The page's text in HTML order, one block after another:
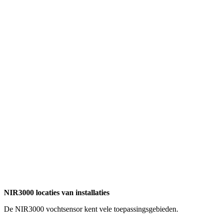
NIR3000 locaties van installaties
De NIR3000 vochtsensor kent vele toepassingsgebieden.